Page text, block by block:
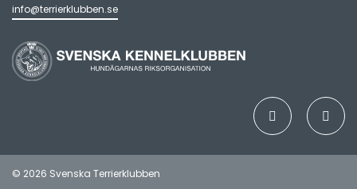
info@terrierklubben.se
© 2026 Svenska Terrierklubben